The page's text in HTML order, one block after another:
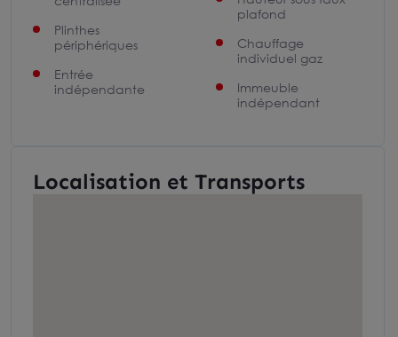
Plinthes
périphériques
Entrée
indépendante
plafond
Chauffage
individuel gaz
Immeuble
indépendant
Localisation et Transports